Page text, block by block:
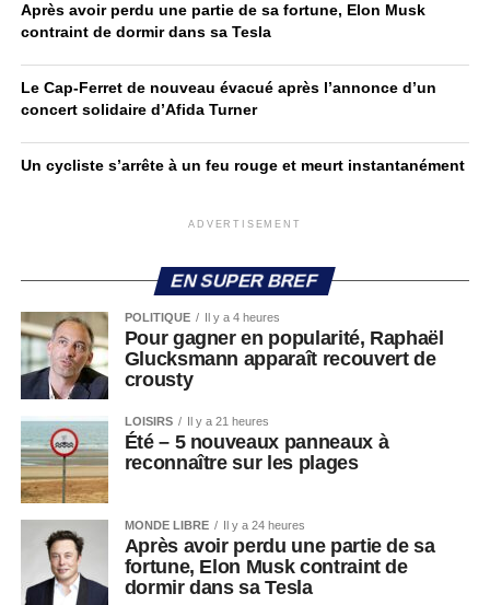
Après avoir perdu une partie de sa fortune, Elon Musk
contraint de dormir dans sa Tesla
Le Cap-Ferret de nouveau évacué après l’annonce d’un
concert solidaire d’Afida Turner
Un cycliste s’arrête à un feu rouge et meurt instantanément
ADVERTISEMENT
EN SUPER BREF
POLITIQUE Il y a 4 heures
Pour gagner en popularité, Raphaël
Glucksmann apparaît recouvert de
crousty
LOISIRS Il y a 21 heures
Été – 5 nouveaux panneaux à
reconnaître sur les plages
MONDE LIBRE Il y a 24 heures
Après avoir perdu une partie de sa
fortune, Elon Musk contraint de
dormir dans sa Tesla